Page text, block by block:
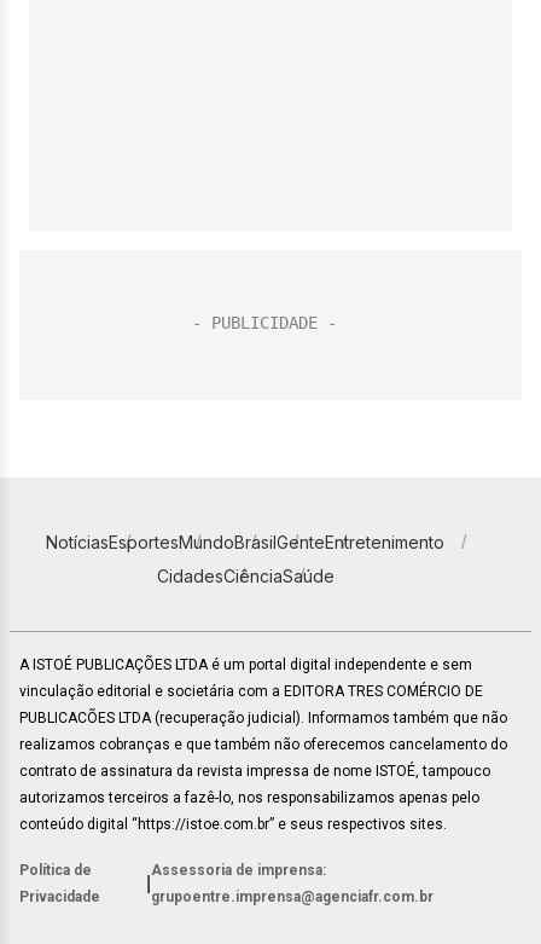
NotíciasEsportesMundoBrasilGenteEntretenimento
CidadesCiênciaSaúde
A ISTOÉ PUBLICAÇÕES LTDA é um portal digital independente e sem
vinculação editorial e societária com a EDITORA TRES COMÉRCIO DE
PUBLICACÕES LTDA (recuperação judicial). Informamos também que não
realizamos cobranças e que também não oferecemos cancelamento do
contrato de assinatura da revista impressa de nome ISTOÉ, tampouco
autorizamos terceiros a fazê-lo, nos responsabilizamos apenas pelo
conteúdo digital “https://istoe.com.br” e seus respectivos sites.
Política de
Privacidade
Assessoria de imprensa:
grupoentre.imprensa@agenciafr.com.br